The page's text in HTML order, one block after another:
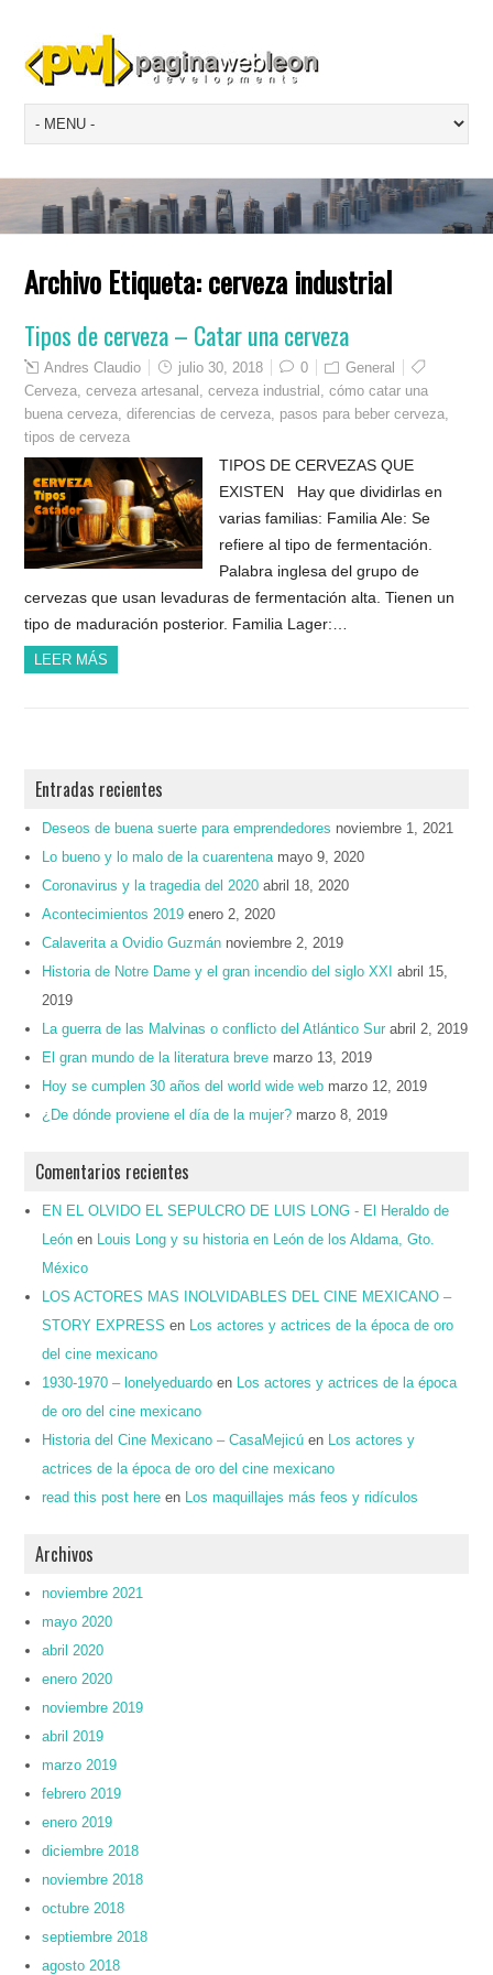
Archivo Etiqueta:cerveza industrial
Tipos de cerveza – Catar una cerveza
Andres Claudio julio 30, 2018 0
General
Cerveza ,cerveza artesanal ,cerveza industrial ,cómo catar una
buena cerveza ,diferencias de cerveza pasos para beber cerveza
tipos de cerveza
TIPOS DE CERVEZAS QUE
EXISTEN Hay que dividirlas en
varias familias: Familia Ale: Se
refiere al tipo de fermentación.
Palabra inglesa del grupo de
cervezas que usan levaduras de fermentación alta. Tienen un
tipo de maduración posterior. Familia Lager:…
LEER MÁS
Entradas recientes
Deseos de buena suerte para emprendedores noviembre 1, 2021
Lo bueno y lo malo de la cuarentena mayo 9, 2020
Coronavirus y la tragedia del 2020 abril 18, 2020
Acontecimientos 2019 enero 2, 2020
Calaverita a Ovidio Guzmán noviembre 2, 2019
Historia de Notre Dame y el gran incendio del siglo XXI
abril 15,
2019
La guerra de las Malvinas o conflicto del Atlántico Sur abril 2, 2019
El gran mundo de la literatura breve marzo 13, 2019
Hoy se cumplen 30 años del world wide web marzo 12, 2019
¿De dónde proviene el día de la mujer? marzo 8, 2019
Comentarios recientes
EN EL OLVIDO EL SEPULCRO DE LUIS LONG - El Heraldo de
León en
Louis Long y su historia en León de los Aldama, Gto.
México
LOS ACTORES MAS INOLVIDABLES DEL CINE MEXICANO –
STORY EXPRESS en
Los actores y actrices de la época de oro
del cine mexicano
1930-1970 – lonelyeduardo en
Los actores y actrices de la época
de oro del cine mexicano
Historia del Cine Mexicano – CasaMejicú en
Los actores y
actrices de la época de oro del cine mexicano
read this post here en Los maquillajes más feos y ridículos
Archivos
noviembre 2021
mayo 2020
abril 2020
enero 2020
noviembre 2019
abril 2019
marzo 2019
febrero 2019
enero 2019
diciembre 2018
noviembre 2018
octubre 2018
septiembre 2018
agosto 2018